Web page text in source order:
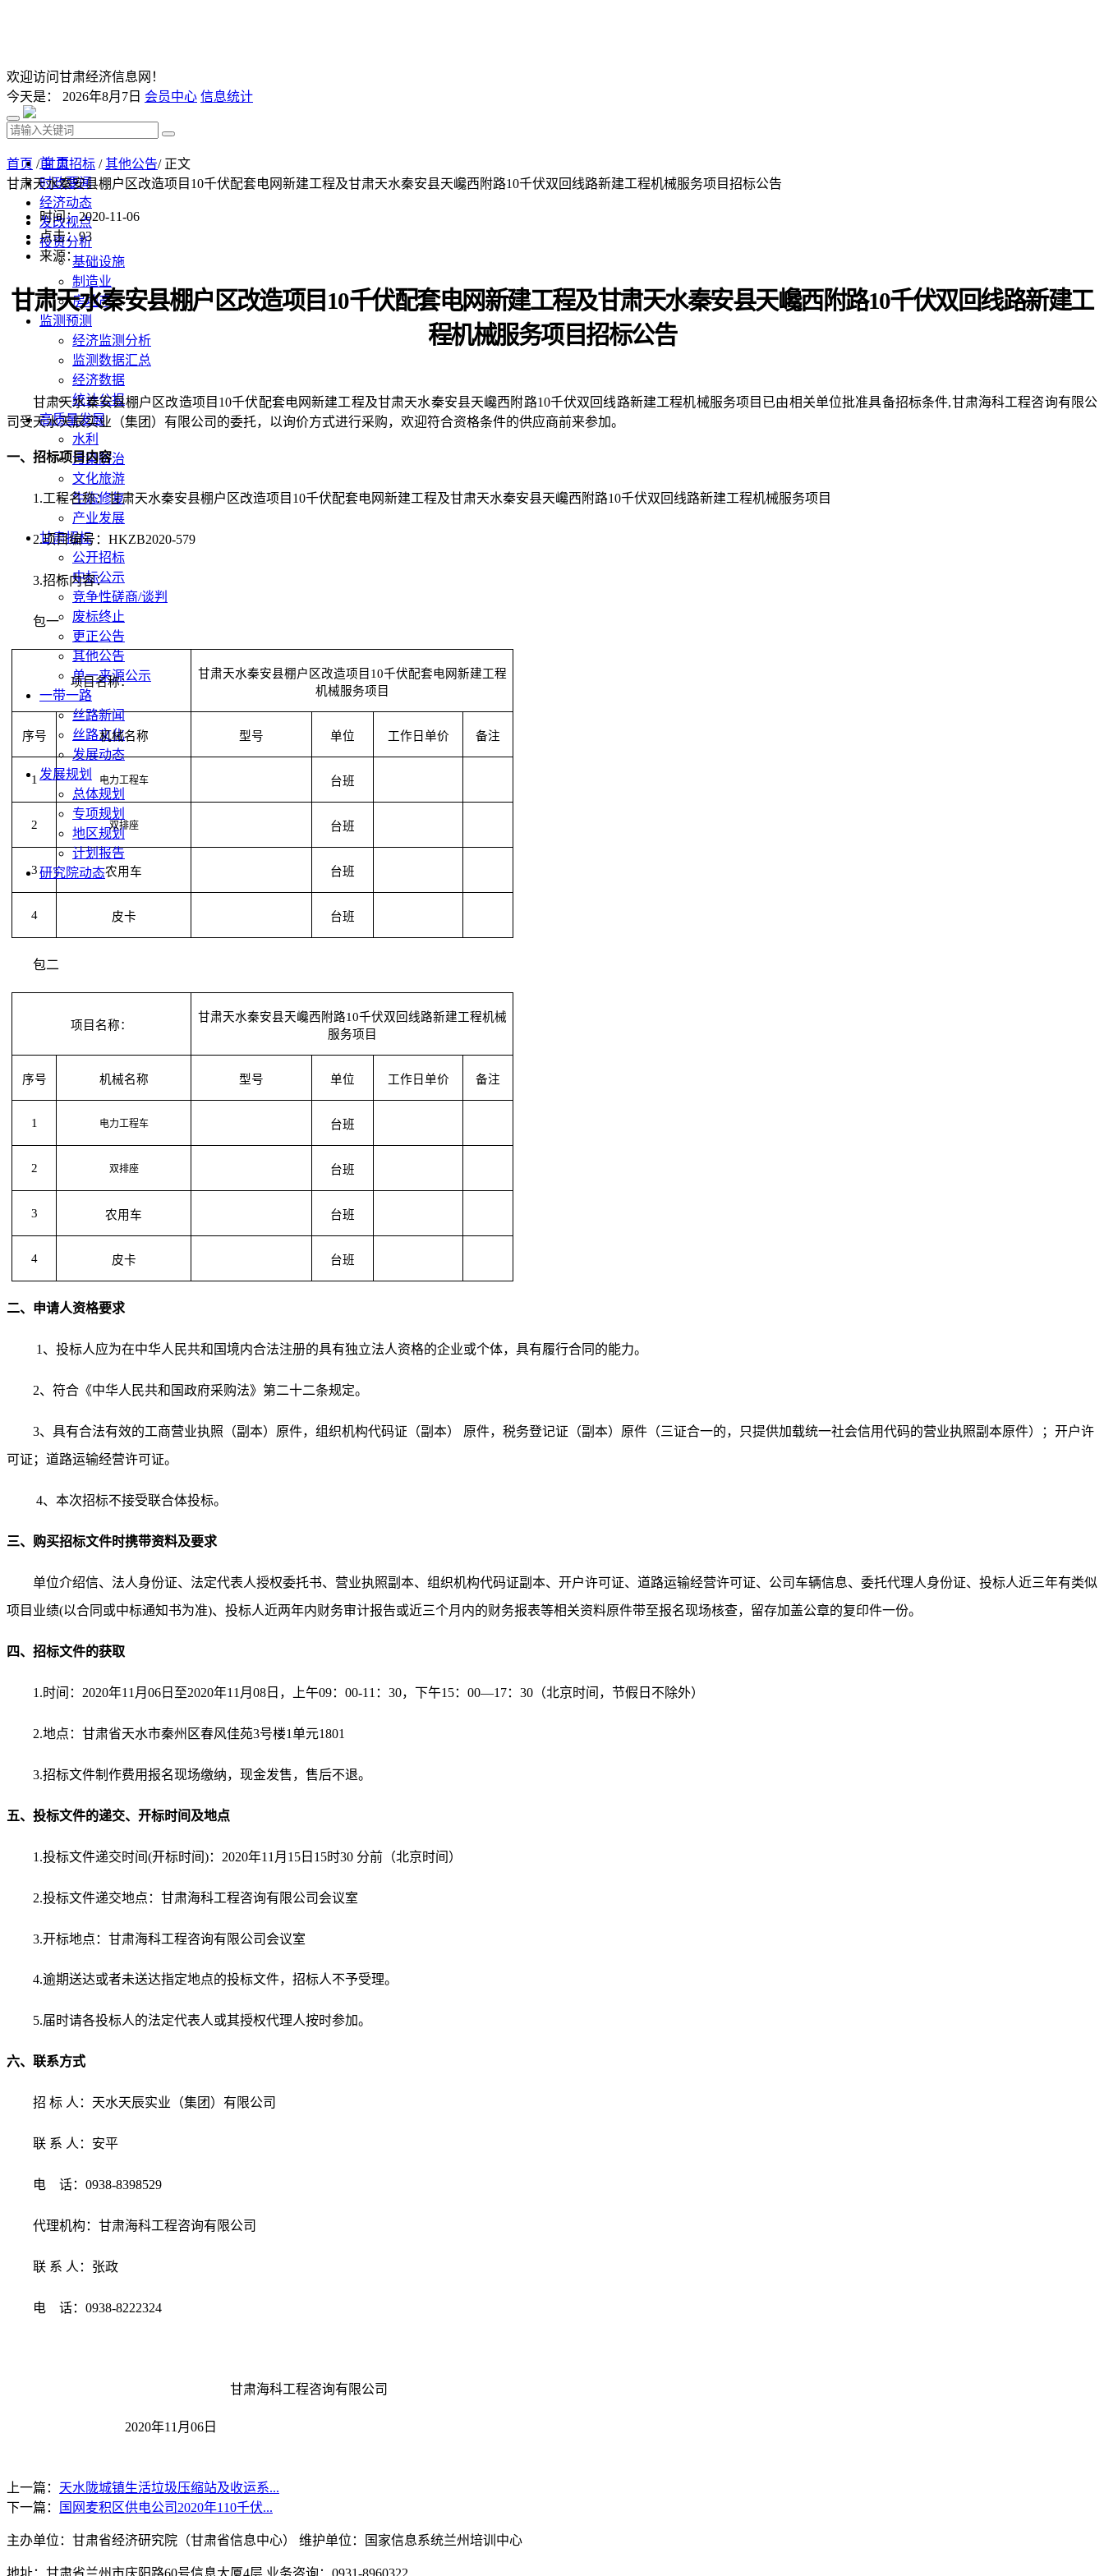
欢迎访问甘肃经济信息网！
今天是： 2026年8月7日 会员中心 信息统计
首 页
时政要闻
经济动态
发改视点
投资分析
基础设施
制造业
房地产
监测预测
经济监测分析
监测数据汇总
经济数据
统计公报
高质量发展
水利
污染防治
文化旅游
生态修复
产业发展
甘肃招标
公开招标
中标公示
竞争性磋商/谈判
废标终止
更正公告
其他公告
单一来源公示
一带一路
丝路新闻
丝路文化
发展动态
发展规划
总体规划
专项规划
地区规划
计划报告
研究院动态
首页 /甘肃招标 /其他公告/ 正文
甘肃天水秦安县棚户区改造项目10千伏配套电网新建工程及甘肃天水秦安县天巉西附路10千伏双回线路新建工程机械服务项目招标公告
时间：2020-11-06
点击：93
来源：
甘肃天水秦安县棚户区改造项目 10千伏配套电网新建工程及甘肃天水秦安县天巉西附路10千伏双回线路新建工
程机械服务项目招标公告
甘肃天水秦安县棚户区改造项目 10千伏配套电网新建工程及甘肃天水秦安县天巉西附路10千伏双回线路新建工程机械服务项目 已由相关单位批准具备招标条件,甘肃海科工程咨询有限公
司受天水天辰实业（集团）有限公司的委托，以询价方式进行采购， 欢迎符合资格条件的供应商前来参加。
一、招标项目内容
1.工程名称：甘肃天水秦安县棚户区改造项目 10千伏配套电网新建工程及甘肃天水秦安县天巉西附路10千伏双回线路新建工程机械服务项目
2.项目编号： HKZB2020-579
3.招标内容：
包一
项目名称：
甘肃天水秦安县棚户区改造项目10千伏配套电网新建工程
机械服务项目
序号 机械名称 型号 单位 工作日单价 备注
1 电力工程车 台班
2 双排座 台班
3 农用车 台班
4 皮卡 台班
包二
项目名称：
甘肃天水秦安县天巉西附路10千伏双回线路新建工程机械
服务项目
序号 机械名称 型号 单位 工作日单价 备注
1 电力工程车 台班
2 双排座 台班
3 农用车 台班
4 皮卡 台班
二、 申请人资格要求
1、投标人应为在中华人民共和国境内合法注册的具有独立法人资格的企业或个体，具有履行合同的能力。
2、符合《中华人民共和国政府采购法》第二十二条规定。
3、具有合法有效的工商营业执照（副本）原件，组织机构代码证（副本） 原件，税务登记证（副本）原件（三证合一的，只提供加载统一社会信用代码的营业执照副本原件）
；开户许
可证；道路运输经营许可证。
4、 本次招标不接受联合体投标。
三、购买招标文件时携带资料及要求
单位介绍信、 法人身份证、 法定代表人授权委托书、营业执照副本、组织机构代码证副本、 开户许可证、 道路运输经营许可证、公司车辆信息、 委托代理人身份证、 投标人近三年有类似
项目业绩(以合同或中标通知书为准)、投标人近两年内财务审计报告或近三个月内的财务报表等相关资料原件带至报名现场核查，留存加盖公章的复印件一份。
四、招标文件的获取
1.时间： 2020年11 月 06 日 至2020年11 月 08 日 ，上午09：00-11：30，下午15：00—17：30（北京时间，节假日不除外）
2.地点： 甘肃省天水市秦州区春风佳苑3号楼1单元1801
3.招标文件制作费用报名现场缴纳， 现金发售，售后不退。
五、投标文件的递交、开标时间及地点
1.投标文件递交时间(开标时间)： 2020年11 月 15 日 15时30 分前（北京时间）
2.投标文件递交地点：甘肃海科工程咨询有限公司会议室
3.开标地点：甘肃海科工程咨询有限公司会议室
4.逾期送达或者未送达指定地点的投标文件，招标人不予受理。
5.届时请各投标人的法定代表人或其授权代理人按时参加。
六、联系方式
招 标 人：天水天辰实业（集团）有限公司
联 系 人： 安平
电 话： 0938-8398529
代理机构：甘肃海科工程咨询有限公司
联 系 人： 张政
电 话： 0938-8222324
甘肃海科工程咨询有限公司
2020年11 月 06 日
上一篇： 天水陇城镇生活垃圾压缩站及收运系...
下一篇：
国网麦积区供电公司2020年110千伏...
主办单位：甘肃省经济研究院（甘肃省信息中心） 维护单位：国家信息系统兰州培训中心
地址：甘肃省兰州市庆阳路60号信息大厦4层 业务咨询：0931-8960322